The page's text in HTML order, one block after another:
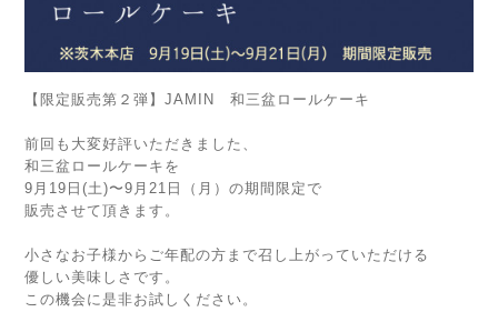
【限定販売第２弾】JAMIN 和三盆ロールケーキ
前回も大変好評いただきました、
和三盆ロールケーキを
9月19日(土)〜9月21日（月）の期間限定で
販売させて頂きます。
小さなお子様からご年配の方まで召し上がっていただける
優しい美味しさです。
この機会に是非お試しください。